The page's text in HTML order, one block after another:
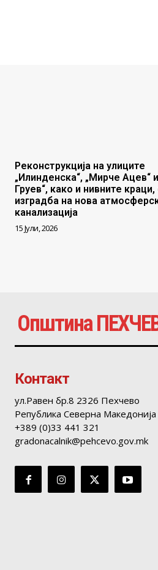
Реконструкција на улиците
„Илинденска“, „Мирче Ацев“
Груев“, како и нивните краци,
изградба на нова
канализација
15 Јули, 2026
Општина
Контакт
ул.Равен бр.8 2326 Пехчево
Република Северна Македонија
+389 (0)33 441 321
gradonacalnik@pehcevo.gov.mk